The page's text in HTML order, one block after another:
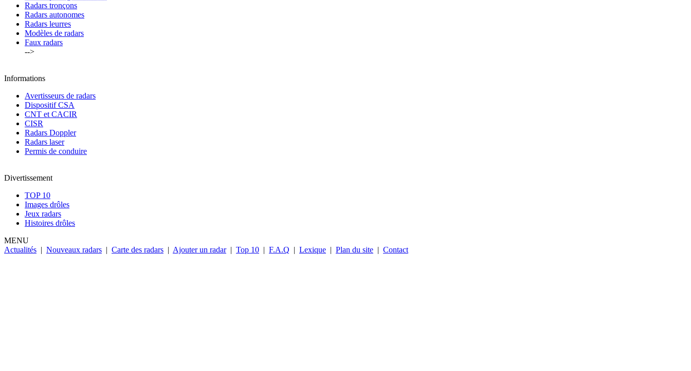
Radars tronçons
Radars autonomes
Radars leurres
Modèles de radars
Faux radars
-->
Informations
Avertisseurs de radars
Dispositif CSA
CNT et CACIR
CISR
Radars Doppler
Radars laser
Permis de conduire
Divertissement
TOP 10
Images drôles
Jeux radars
Histoires drôles
MENU
Actualités | Nouveaux radars | Carte des radars | Ajouter un radar | Top 10 | F.A.Q | Lexique | Plan du site | Contact